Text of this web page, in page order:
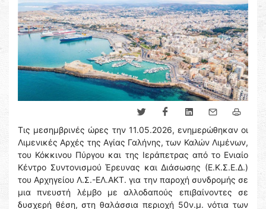
Τις μεσημβρινές ώρες την 11.05.2026, ενημερώθηκαν οι
Λιμενικές Αρχές της Αγίας Γαλήνης, των Καλών Λιμένων,
του Κόκκινου Πύργου και της Ιεράπετρας από το Ενιαίο
Κέντρο Συντονισμού Έρευνας και Διάσωσης (Ε.Κ.Σ.Ε.Δ.)
του Αρχηγείου Λ.Σ.-ΕΛ.ΑΚΤ. για την παροχή συνδρομής σε
μια πνευστή λέμβο με αλλοδαπούς επιβαίνοντες σε
δυσχερή θέση, στη θαλάσσια περιοχή 50ν.μ. νότια των